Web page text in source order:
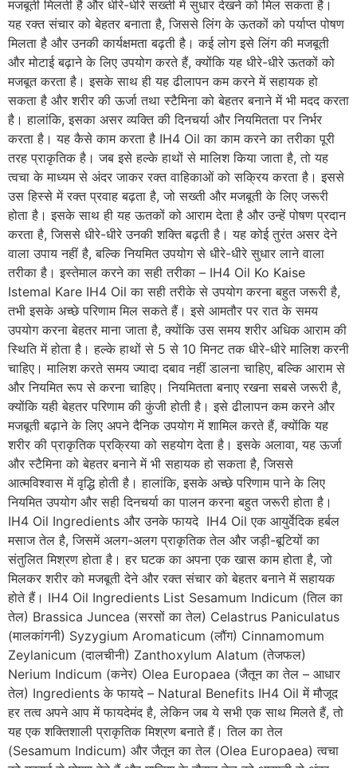
मजबूती मिलती है और धीरे-धीरे सख्ती में सुधार देखने को मिल सकता है।
यह रक्त संचार को बेहतर बनाता है, जिससे लिंग के ऊतकों को पर्याप्त पोषण
मिलता है और उनकी कार्यक्षमता बढ़ती है। कई लोग इसे लिंग की मजबूती
और मोटाई बढ़ाने के लिए उपयोग करते हैं, क्योंकि यह धीरे-धीरे ऊतकों को
मजबूत करता है। इसके साथ ही यह ढीलापन कम करने में सहायक हो
सकता है और शरीर की ऊर्जा तथा स्टैमिना को बेहतर बनाने में भी मदद करता
है। हालांकि, इसका असर व्यक्ति की दिनचर्या और नियमितता पर निर्भर
करता है। यह कैसे काम करता है IH4 Oil का काम करने का तरीका पूरी
तरह प्राकृतिक है। जब इसे हल्के हाथों से मालिश किया जाता है, तो यह
त्वचा के माध्यम से अंदर जाकर रक्त वाहिकाओं को सक्रिय करता है। इससे
उस हिस्से में रक्त प्रवाह बढ़ता है, जो सख्ती और मजबूती के लिए जरूरी
होता है। इसके साथ ही यह ऊतकों को आराम देता है और उन्हें पोषण प्रदान
करता है, जिससे धीरे-धीरे उनकी शक्ति बढ़ती है। यह कोई तुरंत असर देने
वाला उपाय नहीं है, बल्कि नियमित उपयोग से धीरे-धीरे सुधार लाने वाला
तरीका है। इस्तेमाल करने का सही तरीका – IH4 Oil Ko Kaise
Istemal Kare IH4 Oil का सही तरीके से उपयोग करना बहुत जरूरी है,
तभी इसके अच्छे परिणाम मिल सकते हैं। इसे आमतौर पर रात के समय
उपयोग करना बेहतर माना जाता है, क्योंकि उस समय शरीर अधिक आराम की
स्थिति में होता है। हल्के हाथों से 5 से 10 मिनट तक धीरे-धीरे मालिश करनी
चाहिए। मालिश करते समय ज्यादा दबाव नहीं डालना चाहिए, बल्कि आराम से
और नियमित रूप से करना चाहिए। नियमितता बनाए रखना सबसे जरूरी है,
क्योंकि यही बेहतर परिणाम की कुंजी होती है। इसे ढीलापन कम करने और
मजबूती बढ़ाने के लिए अपने दैनिक उपयोग में शामिल करते हैं, क्योंकि यह
शरीर की प्राकृतिक प्रक्रिया को सहयोग देता है। इसके अलावा, यह ऊर्जा
और स्टैमिना को बेहतर बनाने में भी सहायक हो सकता है, जिससे
आत्मविश्वास में वृद्धि होती है। हालांकि, इसके अच्छे परिणाम पाने के लिए
नियमित उपयोग और सही दिनचर्या का पालन करना बहुत जरूरी होता है।
IH4 Oil Ingredients और उनके फायदे IH4 Oil एक आयुर्वेदिक हर्बल
मसाज तेल है, जिसमें अलग-अलग प्राकृतिक तेल और जड़ी-बूटियों का
संतुलित मिश्रण होता है। हर घटक का अपना एक खास काम होता है, जो
मिलकर शरीर को मजबूती देने और रक्त संचार को बेहतर बनाने में सहायक
होते हैं। IH4 Oil Ingredients List Sesamum Indicum (तिल का
तेल) Brassica Juncea (सरसों का तेल) Celastrus Paniculatus
(मालकांगनी) Syzygium Aromaticum (लौंग) Cinnamomum
Zeylanicum (दालचीनी) Zanthoxylum Alatum (तेजफल)
Nerium Indicum (कनेर) Olea Europaea (जैतून का तेल – आधार
तेल) Ingredients के फायदे – Natural Benefits IH4 Oil में मौजूद
हर तत्व अपने आप में फायदेमंद है, लेकिन जब ये सभी एक साथ मिलते हैं, तो
यह एक शक्तिशाली प्राकृतिक मिश्रण बनाते हैं। तिल का तेल
(Sesamum Indicum) और जैतून का तेल (Olea Europaea) त्वचा